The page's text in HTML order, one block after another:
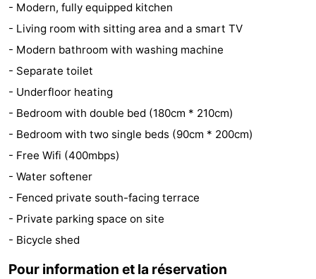
du
vélo
Randonnée
Équitation
-
Terrains
de
golf
Peche
Sportive
-
Equitation
Boire
et
manger
Événements
Conduite
de
l'anneau
Pratiques
Forum
- Modern, fully equipped kitchen
- Living room with sitting area and a smart TV
- Modern bathroom with washing machine
- Separate toilet
- Underfloor heating
- Bedroom with double bed (180cm * 210cm)
- Bedroom with two single beds (90cm * 200cm)
- Free Wifi (400mbps)
- Water softener
- Fenced private south-facing terrace
- Private parking space on site
- Bicycle shed
Pour information et la réservation